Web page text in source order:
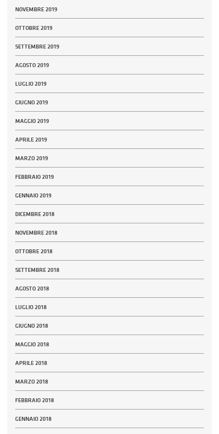
NOVEMBRE 2019
OTTOBRE 2019
SETTEMBRE 2019
AGOSTO 2019
LUGLIO 2019
GIUGNO 2019
MAGGIO 2019
APRILE 2019
MARZO 2019
FEBBRAIO 2019
GENNAIO 2019
DICEMBRE 2018
NOVEMBRE 2018
OTTOBRE 2018
SETTEMBRE 2018
AGOSTO 2018
LUGLIO 2018
GIUGNO 2018
MAGGIO 2018
APRILE 2018
MARZO 2018
FEBBRAIO 2018
GENNAIO 2018